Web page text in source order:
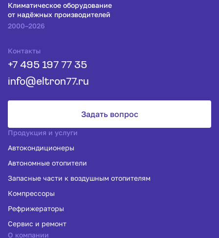
Климатическое оборудование
от надёжных производителей
2000–2026
Контакты
+7 495 197 77 35
info@eltron77.ru
Задать вопрос
Продукция и услуги
Автокондиционеры
Автономные отопители
Запасные части к воздушным отопителям
Компрессоры
Рефрижераторы
Сервис и ремонт
О компании